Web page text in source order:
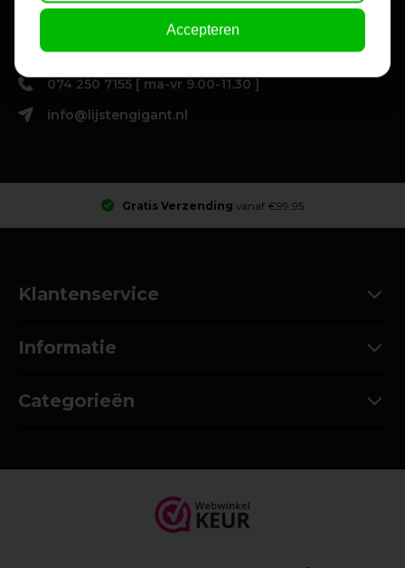
Onze medewerkers zijn zowel telefonisch, per chat als per
email te bereiken voor tips bij het kopen van een lijst.
074 250 7155 [ ma-vr 9.00-11.30 ]
info@lijstengigant.nl
Gratis Verzending vanaf €99,95
Klantenservice
Informatie
Categorieën
Accepteren